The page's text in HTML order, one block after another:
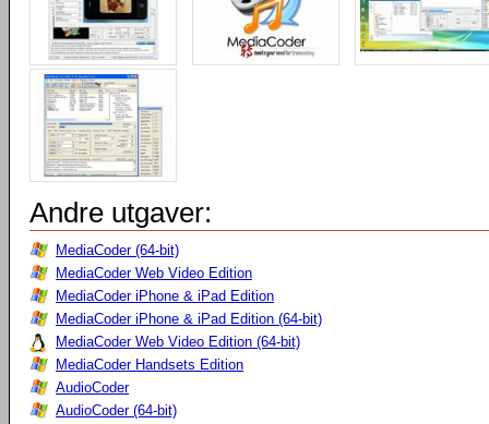
Andre utgaver:
MediaCoder (64-bit)
MediaCoder Web Video Edition
MediaCoder iPhone & iPad Edition
MediaCoder iPhone & iPad Edition (64-bit)
MediaCoder Web Video Edition (64-bit)
MediaCoder Handsets Edition
AudioCoder
AudioCoder (64-bit)